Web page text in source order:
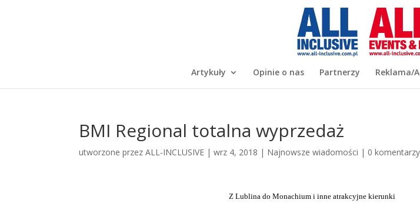
Artykuły Opinie o nas Partnerzy Reklama/
BMI Regional totalna wyprzedaż
utworzone przezALL-INCLUSIVE |wrz 4, 2018 | Najnowsze wiadomości | 0 komentarzy
Z Lublina do Monachium i inne atrakcyjne kierunki